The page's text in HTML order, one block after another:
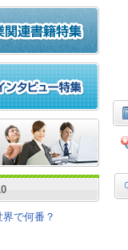
で何番？